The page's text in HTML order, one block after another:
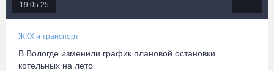
19.05.25
ЖКХ и транспорт
В Вологде изменили график плановой остановки
котельных на лето